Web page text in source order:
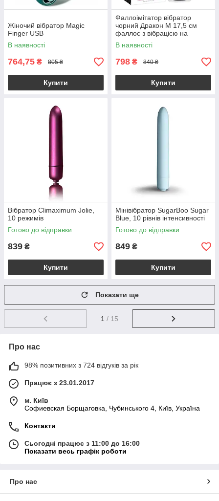
Жіночий вібратор Magic
Finger USB
В наявності
764,75 ₴ 805 ₴
Купити
Фаллоімітатор вібратор
чорний Дракон M 17,5 см
фаллос з вібрацією на
присоці
В наявності
798 ₴ 840 ₴
Купити
Вібратор Climaximum Jolie,
10 режимів
Готово до відправки
839 ₴
Купити
Мінівібратор SugarBoo Sugar
Blue, 10 рівнів інтенсивності
Готово до відправки
849 ₴
Купити
Показати ще
1 / 15
Про нас
98% позитивних з 724 відгуків за рік
Працює з 23.01.2017
м. Київ
Софиевская Борщаговка, Чубинського 4, Київ, Україна
Контакти
Сьогодні працює з 11:00 до 16:00
Показати весь графік роботи
Про нас